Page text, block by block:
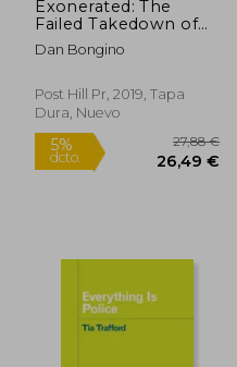
5%
dcto.
19,50 €
18,53 €
Exonerated: The
Failed Takedown of
President Donald
Trump by the
Dan Bongino
Post Hill Pr, 2019, Tapa
Dura, Nuevo